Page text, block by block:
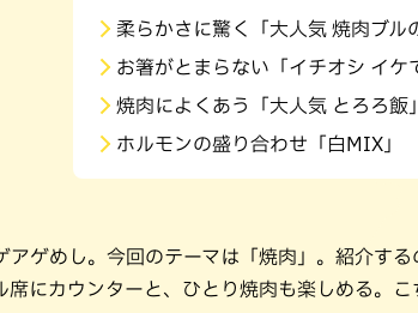
柔らかさに驚く「大人気 焼肉ブル
お箸がとまらない「イチオシ イケ
焼肉によくあう「大人気 とろろ飯」
ホルモンの盛り合わせ「白MIX」
アゲめし。今回のテーマは「焼肉」。紹介す
席にカウンターと、ひとり焼肉も楽しめる。